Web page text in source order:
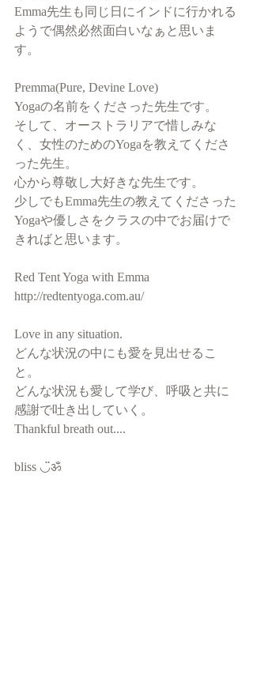
Emma先生も同じ日にインドに行かれる
ようで偶然必然面白いなぁと思いま
す。
Premma(Pure, Devine Love)
Yogaの名前をくださった先生です。
そして、オーストラリアで惜しみな
く、女性のためのYogaを教えてくださ
った先生。
心から尊敬し大好きな先生です。
少しでもEmma先生の教えてくださった
Yogaや優しさをクラスの中でお届けで
きればと思います。
Red Tent Yoga with Emma
http://redtentyoga.com.au/
Love in any situation.
どんな状況の中にも愛を見出せるこ
と。
どんな状況も愛して学び、呼吸と共に
感謝で吐き出していく。
Thankful breath out....
bliss ◡̈ॐ